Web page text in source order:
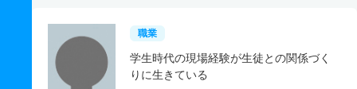
職業
学生時代の現場経験が生徒との関係づく
りに生きている